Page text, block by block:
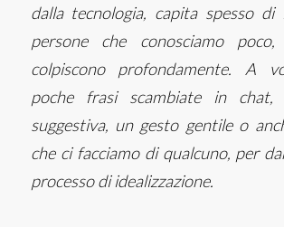
dalla tecnologia, capita spesso
persone che conosciamo
colpiscono profondamente. A
poche frasi scambiate in chat,
suggestiva, un gesto gentile o
che ci facciamo di qualcuno, per
processo di idealizzazione.